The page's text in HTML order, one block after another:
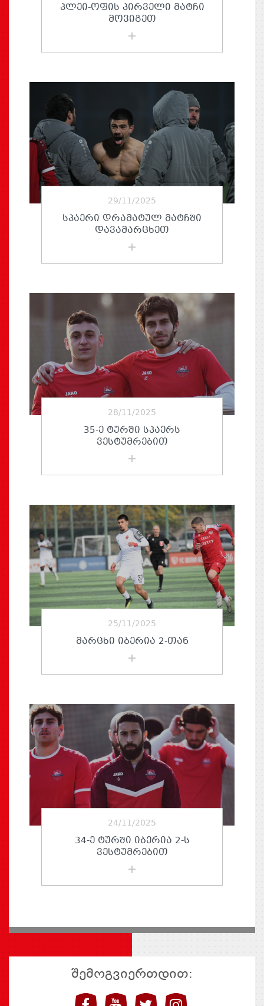
ᲞᲚᲔᲘ-ᲝᲤᲘᲡ ᲞᲘᲠᲕᲔᲚᲘ ᲛᲐᲢᲩᲘ
ᲛᲝᲕᲘᲒᲔᲗ
29/11/2025
ᲡᲞᲐᲔᲠᲘ ᲓᲠᲐᲛᲐᲢᲣᲚ ᲛᲐᲢᲩᲨᲘ
ᲓᲐᲕᲐᲛᲐᲠᲪᲮᲔᲗ
28/11/2025
35-Ე ᲢᲣᲠᲨᲘ ᲡᲞᲐᲔᲠᲡ
ᲕᲔᲡᲢᲣᲛᲠᲔᲑᲘᲗ
25/11/2025
ᲛᲐᲠᲪᲮᲘ ᲘᲑᲔᲠᲘᲐ 2-ᲗᲐᲜ
24/11/2025
34-Ე ᲢᲣᲠᲨᲘ ᲘᲑᲔᲠᲘᲐ 2-Ს
ᲕᲔᲡᲢᲣᲛᲠᲔᲑᲘᲗ
შემოგვიერთდით: